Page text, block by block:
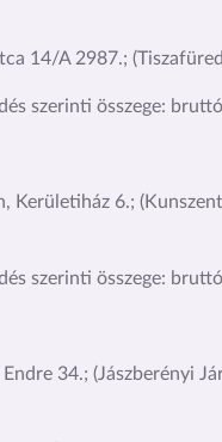
14/A 2987.;
szerinti összege:
Kerületiház 6.;
szerinti összege:
34.; (Jászberényi